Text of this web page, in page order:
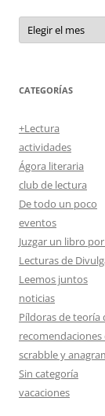
Archivos
CATEGORÍAS
+Lectura
actividades
Ágora literaria
club de lectura
De todo un poco
eventos
Juzgar un libro
Lecturas de
Leemos juntos
noticias
Píldoras de teoría
recomendaciones
scrabble y
Sin categoría
vacaciones